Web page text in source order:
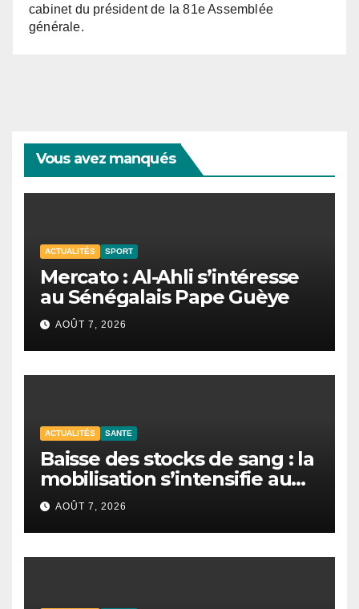
cabinet du président de la 81e Assemblée
générale.
Vous avez manqués
ACTUALITÉS SPORT
Mercato : Al-Ahli s’intéresse
au Sénégalais Pape Guèye
AOÛT 7, 2026
ACTUALITÉS SANTE
Baisse des stocks de sang : la
mobilisation s’intensifie au
CNTS de Dakar.
AOÛT 7, 2026